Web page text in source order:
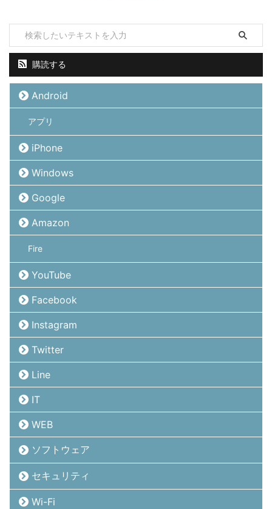
購読する
Android
アプリ
iPhone
Windows
Google
Amazon
Fire
YouTube
Facebook
Instagram
Twitter
Line
IT
WEB
ソフトウェア
セキュリティ
Wi-Fi